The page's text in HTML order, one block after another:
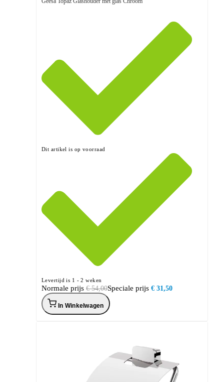
Dit artikel is op voorraad
Levertijd is 1 - 2 weken
Speciale prijs € 31,50
Normale prijs € 54,00
In Winkelwagen